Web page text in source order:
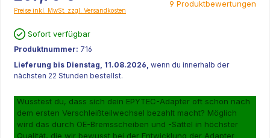
Preise inkl. MwSt. zzgl. Versandkosten
Durchschnittliche
9 Produktbewertungen
Sofort verfügbar
Produktnummer: 716
Lieferung bis Dienstag, 11.08.2026, wenn du innerhalb der
nächsten 22 Stunden bestellst.
Wusstest du, dass sich dein EPYTEC-Adapter oft schon nach
dem ersten Verschleißteilwechsel bezahlt macht? Möglich
wird das durch OE-Bremsscheiben und -Sättel in höchster
Qualität, die wir bewusst bei der Entwicklung der Adapter